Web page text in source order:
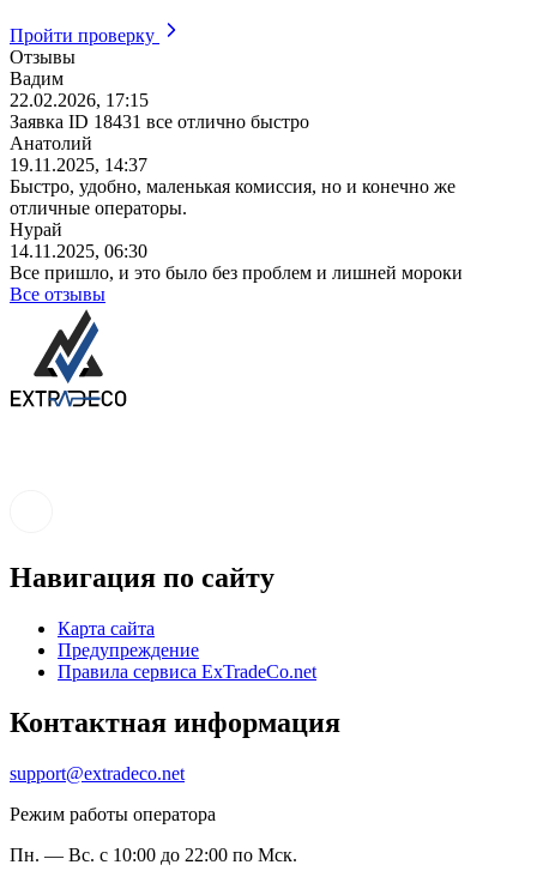
Пройти проверку
Отзывы
Вадим
22.02.2026, 17:15
Заявка ID 18431 все отлично быстро
Анатолий
19.11.2025, 14:37
Быстро, удобно, маленькая комиссия, но и конечно же
отличные операторы.
Нурай
14.11.2025, 06:30
Все пришло, и это было без проблем и лишней мороки
Все отзывы
Навигация по сайту
Карта сайта
Предупреждение
Правила сервиса ExTradeCo.net
Контактная информация
support@extradeco.net
Режим работы оператора
Пн. — Вс. с 10:00 до 22:00 по Мск.